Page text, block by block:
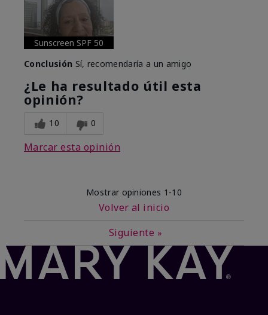
Sunscreen SPF 50
Conclusión Sí, recomendaría a un amigo
¿Le ha resultado útil esta
opinión?
10 0
Marcar esta opinión
Mostrar opiniones 1-10
Volver al inicio
Siguiente »